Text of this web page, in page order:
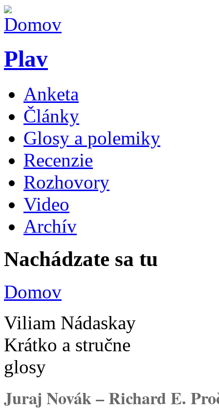
Plav
Anketa
Články
Glosy a polemiky
Recenzie
Rozhovory
Video
Archív
Nachádzate sa tu
Domov
Viliam Nádaskay
Krátko a stručne
glosy
Juraj Novák – Richard E.